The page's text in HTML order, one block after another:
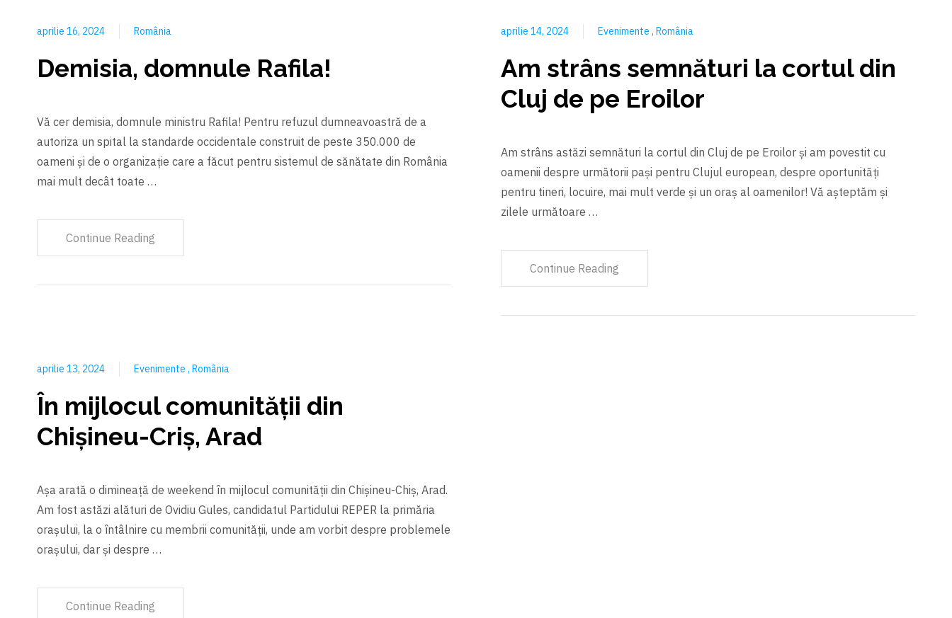
aprilie 16, 2024 România
Demisia, domnule Rafila!
Vă cer demisia, domnule ministru Rafila! Pentru refuzul dumneavoastră de a
autoriza un spital la standarde occidentale construit de peste 350.000 de
oameni și de o organizație care a făcut pentru sistemul de sănătate din România
mai mult decât toate …
Continue Reading
aprilie 13, 2024 Evenimente România
În mijlocul comunității din
Chișineu-Criș, Arad
Așa arată o dimineață de weekend în mijlocul comunității din Chișineu-Chiș, Arad.
Am fost astăzi alături de Ovidiu Gules, candidatul Partidului REPER la primăria
orașului, la o întâlnire cu membrii comunității, unde am vorbit despre problemele
orașului, dar și despre …
Continue Reading
aprilie 14, 2024 Evenimente România
Am strâns semnături la cortul din
Cluj de pe Eroilor
Am strâns astăzi semnături la cortul din Cluj de pe Eroilor și am povestit cu
oamenii despre următorii pași pentru Clujul european, despre oportunități
pentru tineri, locuire, mai mult verde și un oraș al oamenilor! Vă așteptăm și
zilele următoare …
Continue Reading